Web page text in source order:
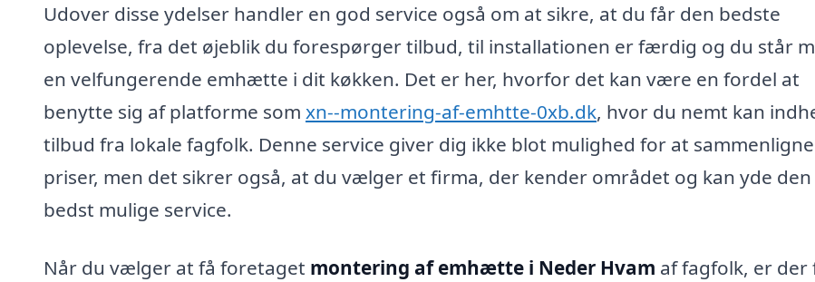
Udover disse ydelser handler en god service også om at sikre, at du får den bedste
oplevelse, fra det øjeblik du forespørger tilbud, til installationen er færdig og du står
en velfungerende emhætte i dit køkken. Det er her, hvorfor det kan være en fordel at
benytte sig af platforme som xn--montering-af-emhtte-0xb.dk, hvor du nemt kan
tilbud fra lokale fagfolk. Denne service giver dig ikke blot mulighed for at sammenligne
priser, men det sikrer også, at du vælger et firma, der kender området og kan yde den
bedst mulige service.
Når du vælger at få foretaget montering af emhætte i Neder Hvam af fagfolk, er der